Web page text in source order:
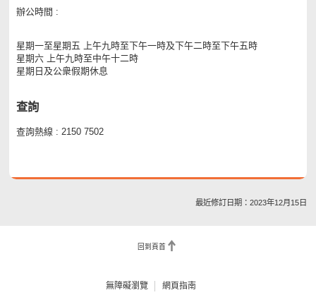
辦公時間 :
星期一至星期五 上午九時至下午一時及下午二時至下午五時
星期六 上午九時至中午十二時
星期日及公衆假期休息
查詢
查詢熱線 : 2150 7502
最近修訂日期：2023年12月15日
回到頁首
無障礙瀏覽 網頁指南